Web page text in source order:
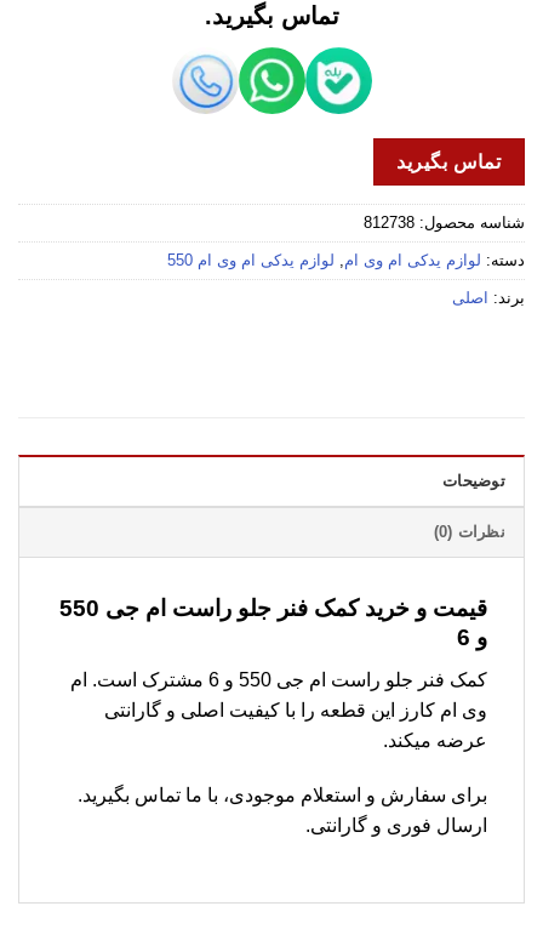
تماس بگیرید.
تماس بگیرید
شناسه محصول: 812738
دسته: لوازم یدکی ام وی ام, لوازم یدکی ام وی ام 550
برند: اصلی
توضیحات
نظرات (0)
قیمت و خرید کمک فنر جلو راست ام جی 550
و 6
کمک فنر جلو راست ام جی 550 و 6 مشترک است. ام
وی ام کارز این قطعه را با کیفیت اصلی و گارانتی
عرضه میکند.
برای سفارش و استعلام موجودی، با ما تماس بگیرید.
ارسال فوری و گارانتی.